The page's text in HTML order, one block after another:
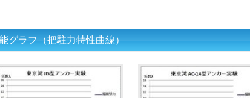
グラフ（把駐力特性曲線）